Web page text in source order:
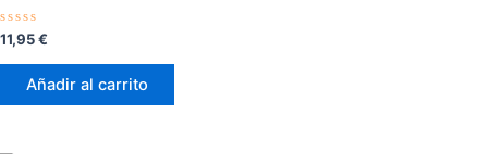
Valorado
con
0
11,95€
Añadir al carrito